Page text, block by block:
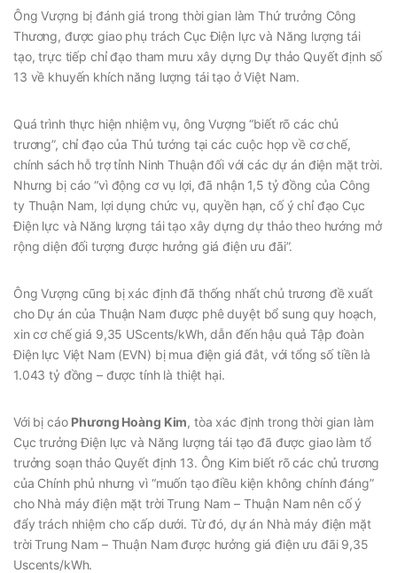
Ông Vượng bị đánh giá trong thời gian làm Thứ trưởng Công
Thương, được giao phụ trách Cục Điện lực và Năng lượng tái
tạo, trực tiếp chỉ đạo tham mưu xây dựng Dự thảo Quyết định số
13 về khuyến khích năng lượng tái tạo ở Việt Nam.
Quá trình thực hiện nhiệm vụ, ông Vượng “biết rõ các chủ
trương”, chỉ đạo của Thủ tướng tại các cuộc họp về cơ chế,
chính sách hỗ trợ tỉnh Ninh Thuận đối với các dự án điện mặt trời.
Nhưng bị cáo “vì động cơ vụ lợi, đã nhận 1,5 tỷ đồng của Công
ty Thuận Nam, lợi dụng chức vụ, quyền hạn, cố ý chỉ đạo Cục
Điện lực và Năng lượng tái tạo xây dựng dự thảo theo hướng mở
rộng diện đối tượng được hưởng giá điện ưu đãi”.
Ông Vượng cũng bị xác định đã thống nhất chủ trương đề xuất
cho Dự án của Thuận Nam được phê duyệt bổ sung quy hoạch,
xin cơ chế giá 9,35 UScents/kWh, dẫn đến hậu quả Tập đoàn
Điện lực Việt Nam (EVN) bị mua điện giá đắt, với tổng số tiền là
1.043 tỷ đồng – được tính là thiệt hại.
Với bị cáo Phương Hoàng Kim, tòa xác định trong thời gian làm
Cục trưởng Điện lực và Năng lượng tái tạo đã được giao làm tổ
trưởng soạn thảo Quyết định 13. Ông Kim biết rõ các chủ trương
của Chính phủ nhưng vì “muốn tạo điều kiện không chính đáng”
cho Nhà máy điện mặt trời Trung Nam – Thuận Nam nên cố ý
đẩy trách nhiệm cho cấp dưới. Từ đó, dự án Nhà máy điện mặt
trời Trung Nam – Thuận Nam được hưởng giá điện ưu đãi 9,35
Uscents/kWh.